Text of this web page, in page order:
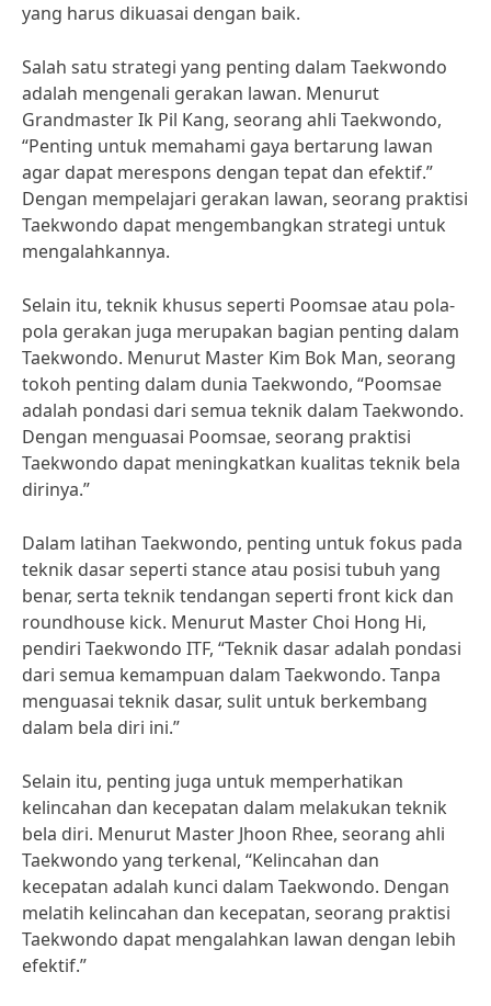
yang harus dikuasai dengan baik.
Salah satu strategi yang penting dalam Taekwondo
adalah mengenali gerakan lawan. Menurut
Grandmaster Ik Pil Kang, seorang ahli Taekwondo,
“Penting untuk memahami gaya bertarung lawan
agar dapat merespons dengan tepat dan efektif.”
Dengan mempelajari gerakan lawan, seorang praktisi
Taekwondo dapat mengembangkan strategi untuk
mengalahkannya.
Selain itu, teknik khusus seperti Poomsae atau pola-
pola gerakan juga merupakan bagian penting dalam
Taekwondo. Menurut Master Kim Bok Man, seorang
tokoh penting dalam dunia Taekwondo, “Poomsae
adalah pondasi dari semua teknik dalam Taekwondo.
Dengan menguasai Poomsae, seorang praktisi
Taekwondo dapat meningkatkan kualitas teknik bela
dirinya.”
Dalam latihan Taekwondo, penting untuk fokus pada
teknik dasar seperti stance atau posisi tubuh yang
benar, serta teknik tendangan seperti front kick dan
roundhouse kick. Menurut Master Choi Hong Hi,
pendiri Taekwondo ITF, “Teknik dasar adalah pondasi
dari semua kemampuan dalam Taekwondo. Tanpa
menguasai teknik dasar, sulit untuk berkembang
dalam bela diri ini.”
Selain itu, penting juga untuk memperhatikan
kelincahan dan kecepatan dalam melakukan teknik
bela diri. Menurut Master Jhoon Rhee, seorang ahli
Taekwondo yang terkenal, “Kelincahan dan
kecepatan adalah kunci dalam Taekwondo. Dengan
melatih kelincahan dan kecepatan, seorang praktisi
Taekwondo dapat mengalahkan lawan dengan lebih
efektif.”